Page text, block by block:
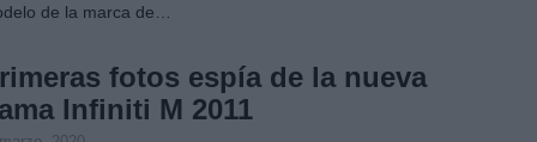
de la marca de…
fotos espía de la nueva
Infiniti M 2011